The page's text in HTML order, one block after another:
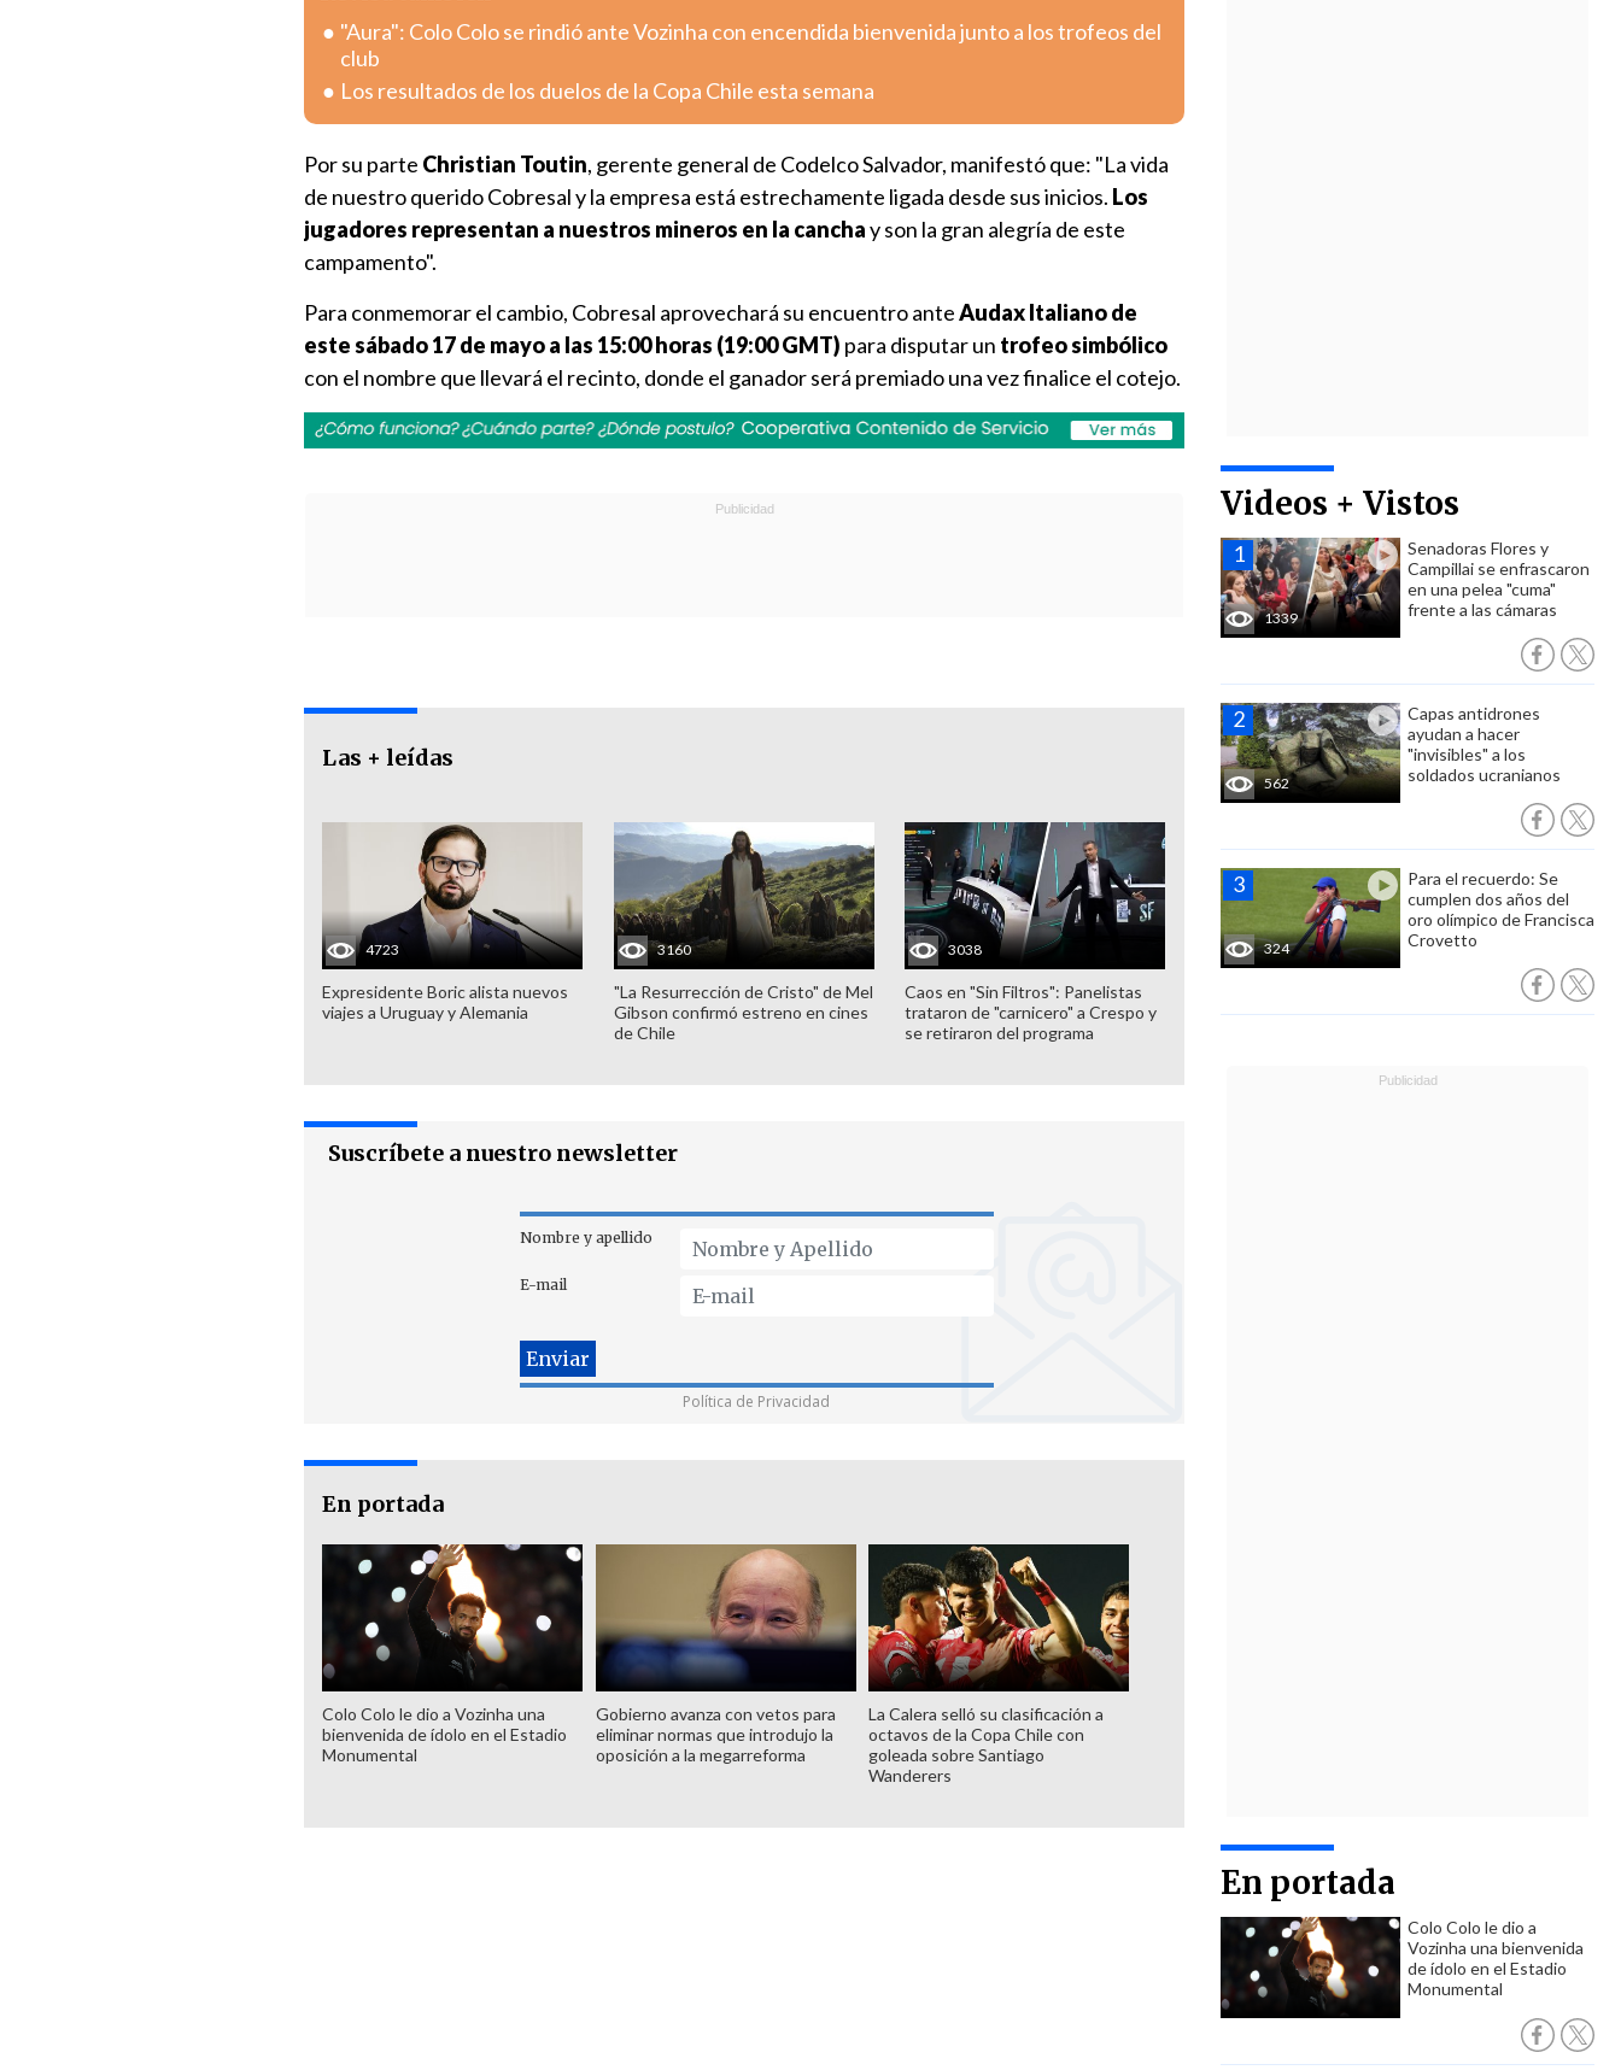
Videos + Vistos
1339
Senadoras Flores y
Campillai se enfrascaron
en una pelea "cuma"
frente a las cámaras
562
Capas antidrones
ayudan a hacer
"invisibles" a los
soldados ucranianos
324
Para el recuerdo: Se
cumplen dos años del
oro olímpico de Francisca
Crovetto
En portada
Colo Colo le dio a
Vozinha una bienvenida
de ídolo en el Estadio
Monumental
"Aura": Colo Colo se rindió ante Vozinha con encendida bienvenida junto a los trofeos del
club
Los resultados de los duelos de la Copa Chile esta semana
Por su parte Christian Toutin, gerente general de Codelco Salvador, manifestó que: "La vida
de nuestro querido Cobresal y la empresa está estrechamente ligada desde sus inicios. Los
jugadores representan a nuestros mineros en la canchay son la gran alegría de este
campamento".
Para conmemorar el cambio, Cobresal aprovechará su encuentro anteAudax Italiano de
este sábado 17 de mayo a las 15:00 horas (19:00 GMT) para disputar un trofeo simbólico
con el nombre que llevará el recinto, donde el ganador será premiado una vez finalice el cotejo.
Las + leídas
4723
Expresidente Boric alista nuevos
viajes a Uruguay y Alemania
3160
"La Resurrección de Cristo" de Mel
Gibson confirmó estreno en cines
de Chile
3038
Caos en "Sin Filtros": Panelistas
trataron de "carnicero" a Crespo y
se retiraron del programa
Suscríbete a nuestro newsletter
Nombre y apellido
E-mail
Política de Privacidad
En portada
Colo Colo le dio a Vozinha una
bienvenida de ídolo en el Estadio
Monumental
Gobierno avanza con vetos para
eliminar normas que introdujo la
oposición a la megarreforma
La Calera selló su clasificación a
octavos de la Copa Chile con
goleada sobre Santiago
Wanderers